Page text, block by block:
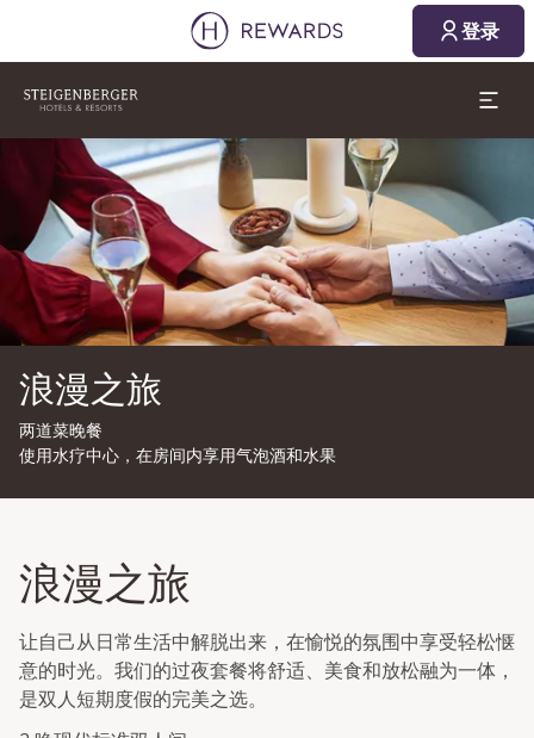
登录
幻灯片1 of1
浪漫之旅
两道菜晚餐
使用水疗中心，在房间内享用气泡酒和水果
浪漫之旅
让自己从日常生活中解脱出来，在愉悦的氛围中享受轻松惬
意的时光。我们的过夜套餐将舒适、美食和放松融为一体，
是双人短期度假的完美之选。